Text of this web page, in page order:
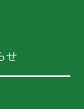
せ